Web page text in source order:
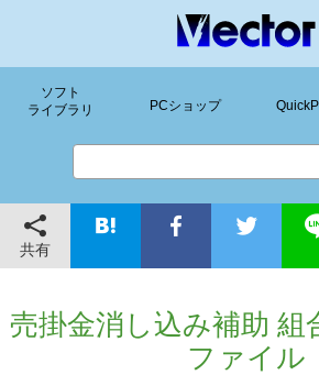
ソフト
ライブラリ
PCショップ
共有
売掛金消し込み補助 組
ファイル